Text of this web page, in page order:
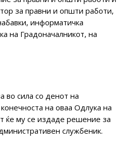
за правни и општи работи,
информатичка
на Градоначалникот, на
во сила со денот на
на оваа Одлука на
ќе му се издаде решение за
службеник.